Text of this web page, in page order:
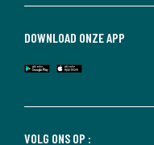
VOLG ONS OP :
DOWNLOAD ONZE APP